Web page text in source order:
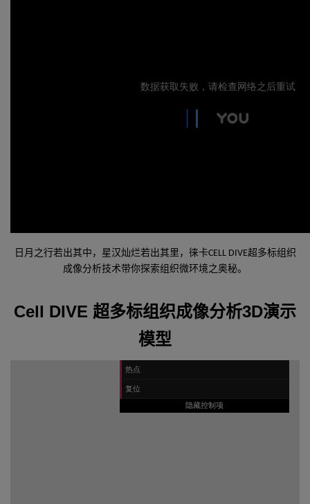
日月之行若出其中，星汉灿烂若出其里，徕卡CELL DIVE超多标组织
成像分析技术带你探索组织微环境之奥秘。
Cell DIVE 超多标组织成像分析3D演示
模型